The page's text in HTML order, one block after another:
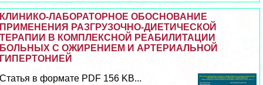
КЛИНИКО-ЛАБОРАТОРНОЕ ОБОСНОВАНИЕ
ПРИМЕНЕНИЯ РАЗГРУЗОЧНО-ДИЕТИЧЕСКОЙ
ТЕРАПИИ В КОМПЛЕКСНОЙ РЕАБИЛИТАЦИИ
БОЛЬНЫХ С ОЖИРЕНИЕМ И АРТЕРИАЛЬНОЙ
ГИПЕРТОНИЕЙ
Статья в формате PDF 156 KB...